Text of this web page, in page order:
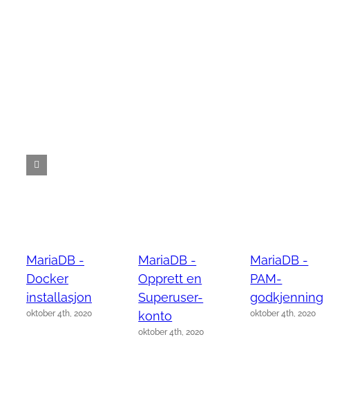
MariaDB -
Docker
installasjon
oktober 4th, 2020
MariaDB -
Opprett en
Superuser-
konto
oktober 4th, 2020
MariaDB -
PAM-
godkjenning
oktober 4th, 2020